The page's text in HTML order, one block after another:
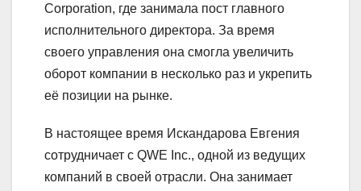
Corporation, где занимала пост главного
исполнительного директора. За время
своего управления она смогла увеличить
оборот компании в несколько раз и укрепить
её позиции на рынке.
В настоящее время Искандарова Евгения
сотрудничает с QWE Inc., одной из ведущих
компаний в своей отрасли. Она занимает